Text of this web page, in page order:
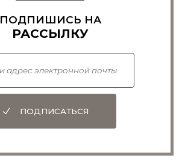
ПОДПИШИСЬ НА
РАССЫЛКУ
ПОДПИСАТЬСЯ